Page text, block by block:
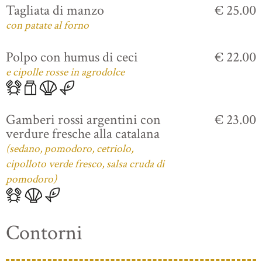
Tagliata di manzo
con patate al forno
€ 25.00
Polpo con humus di ceci
e cipolle rosse in agrodolce
€ 22.00
Gamberi rossi argentini con
verdure fresche alla catalana
(sedano, pomodoro, cetriolo,
cipolloto verde fresco, salsa cruda di
pomodoro)
€ 23.00
Contorni